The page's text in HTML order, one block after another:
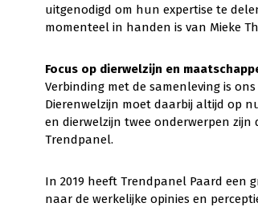
uitgenodigd om hun expertise te
momenteel in handen is van Mieke
Focus op dierwelzijn en
Verbinding met de samenleving is
Dierenwelzijn moet daarbij altijd op
en dierwelzijn twee onderwerpen
Trendpanel.
In 2019 heeft Trendpanel Paard een
naar de werkelijke opinies en